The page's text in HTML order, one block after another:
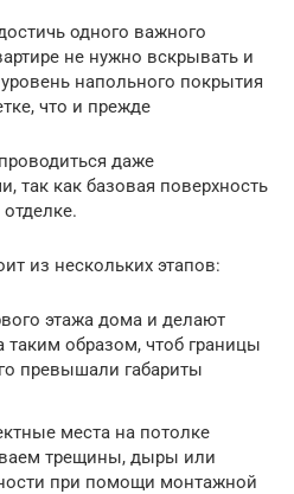
одного важного
не нужно вскрывать и
напольного покрытия
что и прежде
даже
так как базовая поверхность
из нескольких этапов:
этажа дома и делают
таким образом, чтоб границы
превышали габариты
места на потолке
трещины, дыры или
при помощи монтажной